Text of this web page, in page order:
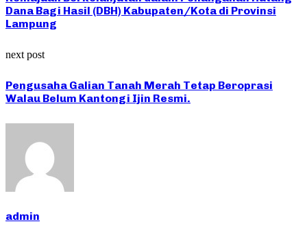
Dana Bagi Hasil (DBH) Kabupaten/Kota di Provinsi
Lampung
next post
Pengusaha Galian Tanah Merah Tetap Beroprasi
Walau Belum Kantongi Ijin Resmi.
admin